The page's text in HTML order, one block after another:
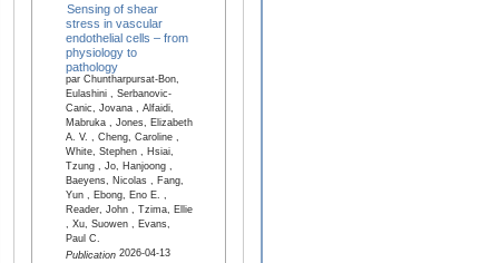
Sensing of shear
stress in vascular
endothelial cells – from
physiology to
pathology
par Chuntharpursat-Bon,
Eulashini , Serbanovic-
Canic, Jovana , Alfaidi,
Mabruka , Jones, Elizabeth
A. V. , Cheng, Caroline ,
White, Stephen , Hsiai,
Tzung , Jo, Hanjoong ,
Baeyens, Nicolas , Fang,
Yun , Ebong, Eno E. ,
Reader, John , Tzima, Ellie
, Xu, Suowen , Evans,
Paul C.
Publication2026-04-13